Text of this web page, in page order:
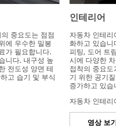
중요도는 점점
에 우수한 밀봉
가 필요합니다.
니다. 내구성 높
전도성 양면 테
고 습기 및 부식
인테리어
자동차 인테
화하고 있습니
피팅, 도어 트
시에 다양한
접착의 중요
기 위한 공기
증가하고 있습
자동차 인테
영상 보